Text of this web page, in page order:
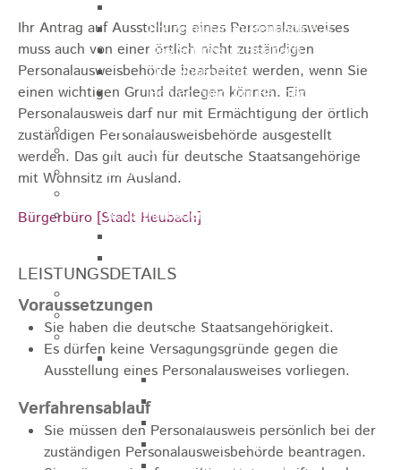
Polizeimuseum Heubach e.V.
Das Schloss in Heubach
Der Rosenstein
Höhlen rund um Heubach
Heubach Tour
archaeopfad
Flugplatz
Schwimmbäder
Vereinsleben
Bike the Rock
Allgemein
Newsletter
Unterkunft
Duschmöglichkeiten
Ihr Antrag auf Ausstellung eines Personalausweises
muss auch von einer örtlich nicht zuständigen
Personalausweisbehörde bearbeitet werden, wenn Sie
einen wichtigen Grund darlegen können. Ein
Personalausweis darf nur mit Ermächtigung der örtlich
zuständigen Personalausweisbehörde ausgestellt
werden. Das gilt auch für deutsche Staatsangehörige
mit Wohnsitz im Ausland.
Bürgerbüro [Stadt Heubach]
LEISTUNGSDETAILS
Voraussetzungen
Sie haben die deutsche Staatsangehörigkeit.
Es dürfen keine Versagungsgründe gegen die
Ausstellung eines Personalausweises vorliegen.
Verfahrensablauf
Sie müssen den Personalausweis persönlich bei der
zuständigen Personalausweisbehörde beantragen.